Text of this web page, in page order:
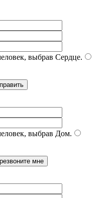
выбрав Сердце.
выбрав Дом.